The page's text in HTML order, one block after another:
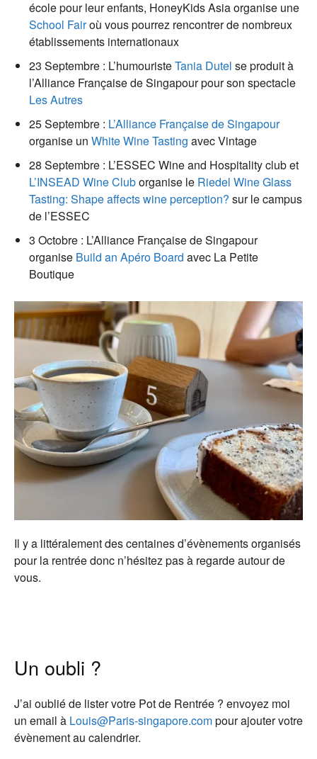
école pour leur enfants, HoneyKids Asia organise une
School Fairoù vous pourrez rencontrer de nombreux
établissements internationaux
23 Septembre : L’humouristeTania Dutel se produit à
l’Alliance Française de Singapour pour son spectacle
Les Autres
25 Septembre : L’Alliance Française de Singapour
organise un White Wine Tasting avec Vintage
28 Septembre : L’ESSEC Wine and Hospitality club et
L’INSEAD Wine Cluborganise le Riedel Wine Glass
Tasting: Shape affects wine perception? sur le campus
de l’ESSEC
3 Octobre : L’Alliance Française de Singapour
organise Build an Apéro Board avec La Petite
Boutique
Il y a littéralement des centaines d’évènements organisés
pour la rentrée donc n’hésitez pas à regarde autour de
vous.
Un oubli ?
J’ai oublié de lister votre Pot de Rentrée ? envoyez moi
un email à Louis@Paris-singapore.compour ajouter votre
évènement au calendrier.